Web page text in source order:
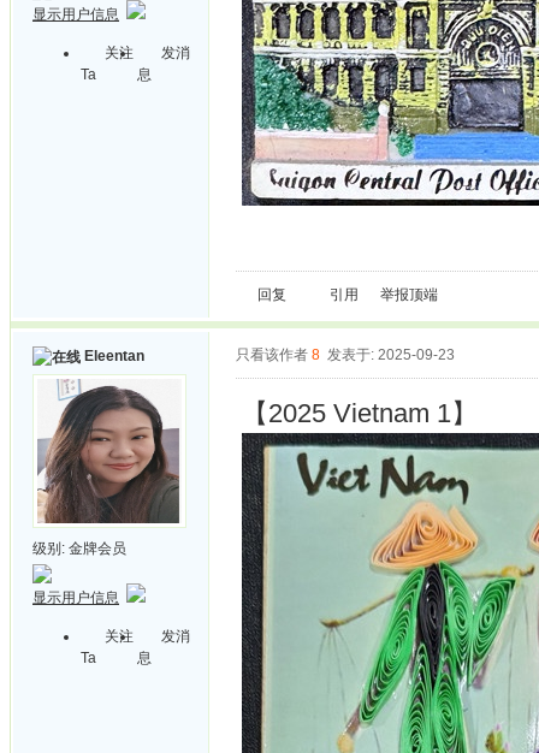
显示用户信息
关注
Ta
发消
息
回复 引用 举报顶端
Eleentan
级别: 金牌会员
显示用户信息
关注
Ta
发消
息
只看该作者 8 发表于: 2025-09-23
【2025 Vietnam 1】